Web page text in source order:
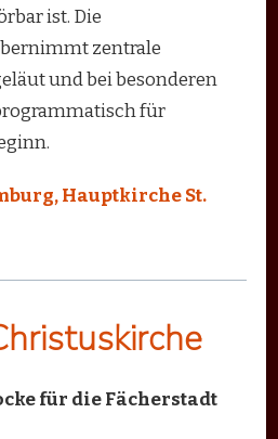
ist. Die
zentrale
und bei besonderen
für
Hauptkirche St.
für die Fächerstadt